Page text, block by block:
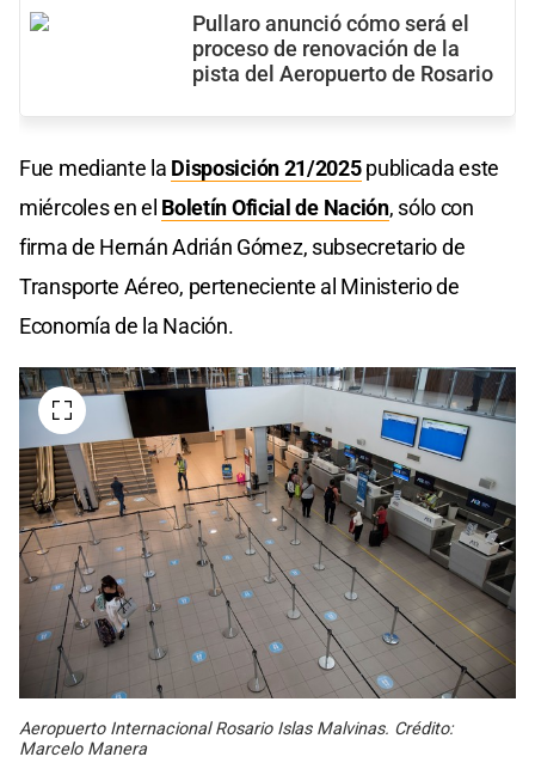
Pullaro anunció cómo será el
proceso de renovación de la
pista del Aeropuerto de Rosario
Fue mediante la Disposición 21/2025publicada este
miércoles en el Boletín Oficial de Nación, sólo con
firma de Hernán Adrián Gómez, subsecretario de
Transporte Aéreo, perteneciente al Ministerio de
Economía de la Nación.
Aeropuerto Internacional Rosario Islas Malvinas. Crédito:
Marcelo Manera